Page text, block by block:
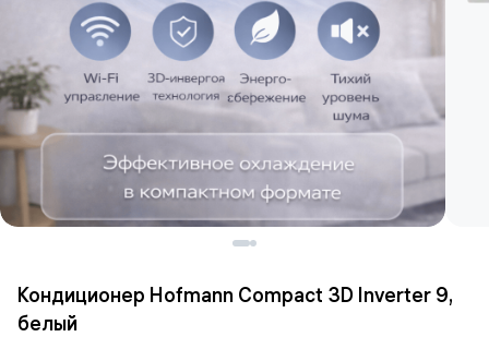
Кондиционер Hofmann Compact 3D Inverter 9,
белый